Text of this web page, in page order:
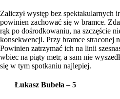
Zaliczył występ bez spektakularnych
powinien zachować się w bramce.
rąk po dośrodkowaniu, na szczęście
konsekwencji. Przy bramce straconej
Powinien zatrzymać ich na linii
wbiec na piąty metr, a sam nie
się w tym spotkaniu najlepiej.
Łukasz Bubeła – 5